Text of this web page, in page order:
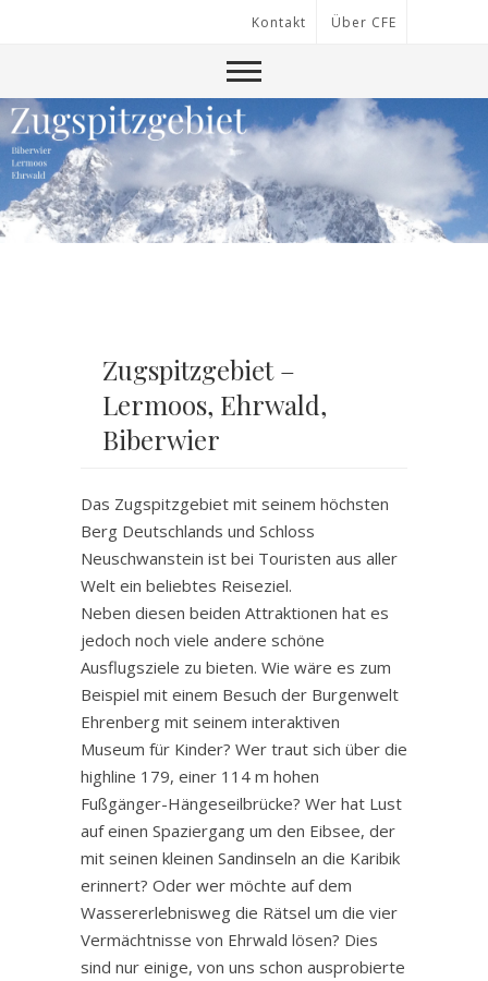
Kontakt Über CFE
Zugspitzgebiet –
Lermoos, Ehrwald,
Biberwier
Das Zugspitzgebiet mit seinem höchsten
Berg Deutschlands und Schloss
Neuschwanstein ist bei Touristen aus aller
Welt ein beliebtes Reiseziel.
Neben diesen beiden Attraktionen hat es
jedoch noch viele andere schöne
Ausflugsziele zu bieten. Wie wäre es zum
Beispiel mit einem Besuch der Burgenwelt
Ehrenberg mit seinem interaktiven
Museum für Kinder? Wer traut sich über die
highline 179, einer 114 m hohen
Fußgänger-Hängeseilbrücke? Wer hat Lust
auf einen Spaziergang um den Eibsee, der
mit seinen kleinen Sandinseln an die Karibik
erinnert? Oder wer möchte auf dem
Wassererlebnisweg die Rätsel um die vier
Vermächtnisse von Ehrwald lösen? Dies
sind nur einige, von uns schon ausprobierte